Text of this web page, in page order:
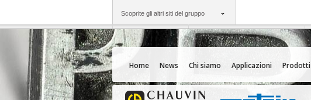
Scoprite gli altri siti del gruppo
Gruppo
Chauvin Arnoux
Società
Un'offerta al vostro servizio
Home News Chi siamo Applicazioni Prodotti